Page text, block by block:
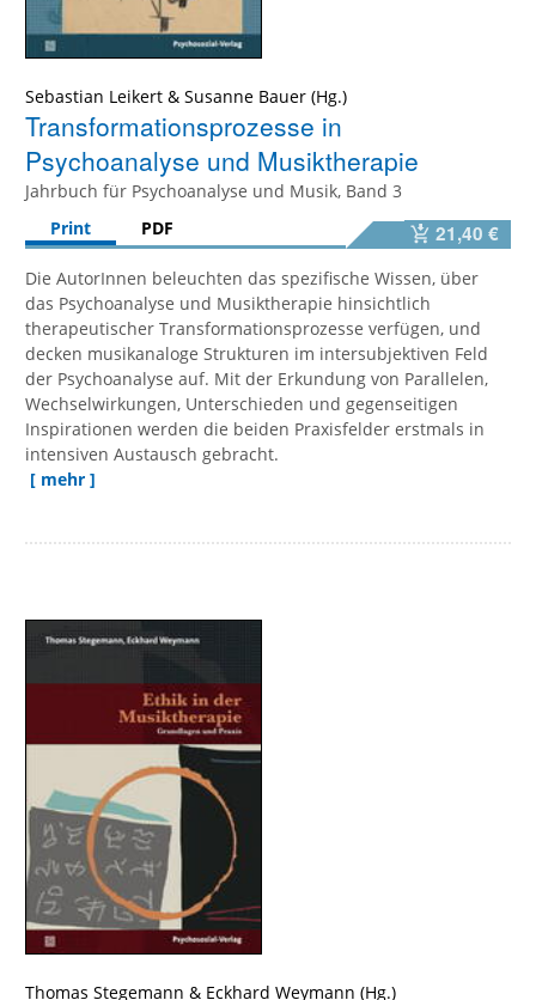
Sebastian Leikert & Susanne Bauer
Transformationsprozesse in
Psychoanalyse und Musiktherapie
Jahrbuch für Psychoanalyse und Musik, Band 3
Print
PDF 21,40 €
Die AutorInnen beleuchten das spezifische Wissen, über
das Psychoanalyse und Musiktherapie hinsichtlich
therapeutischer Transformationsprozesse verfügen, und
decken musikanaloge Strukturen im intersubjektiven Feld
der Psychoanalyse auf. Mit der Erkundung von Parallelen,
Wechselwirkungen, Unterschieden und gegenseitigen
Inspirationen werden die beiden Praxisfelder erstmals in
intensiven Austausch gebracht.
[ mehr ]
Thomas Stegemann & Eckhard Weymann